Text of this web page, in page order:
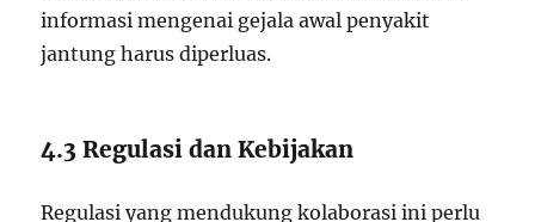
informasi mengenai gejala awal penyakit
jantung harus diperluas.
4.3 Regulasi dan Kebijakan
Regulasi yang mendukung kolaborasi ini perlu